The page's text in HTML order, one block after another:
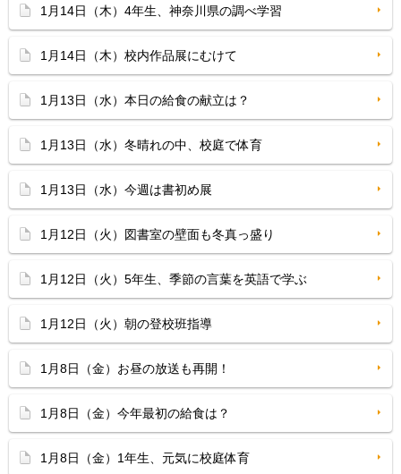
1月14日（木）4年生、神奈川県の調べ学習
1月14日（木）校内作品展にむけて
1月13日（水）本日の給食の献立は？
1月13日（水）冬晴れの中、校庭で体育
1月13日（水）今週は書初め展
1月12日（火）図書室の壁面も冬真っ盛り
1月12日（火）5年生、季節の言葉を英語で学ぶ
1月12日（火）朝の登校班指導
1月8日（金）お昼の放送も再開！
1月8日（金）今年最初の給食は？
1月8日（金）1年生、元気に校庭体育